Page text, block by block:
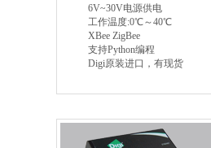
6V~30V电源供电
工作温度:0℃～40℃
XBee ZigBee
支持Python编程
Digi原装进口，有现货